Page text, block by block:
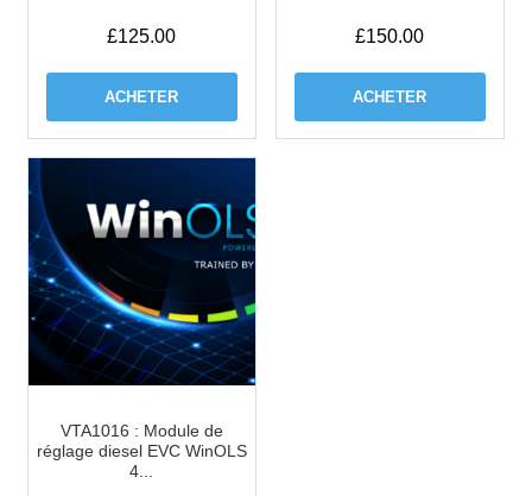
£125.00
ACHETER
£150.00
ACHETER
VTA1016 : Module de
réglage diesel EVC WinOLS
4...